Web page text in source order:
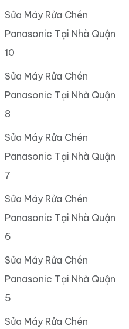
Sửa Máy Rửa Chén
Panasonic Tại Nhà Quận
10
Sửa Máy Rửa Chén
Panasonic Tại Nhà Quận
8
Sửa Máy Rửa Chén
Panasonic Tại Nhà Quận
7
Sửa Máy Rửa Chén
Panasonic Tại Nhà Quận
6
Sửa Máy Rửa Chén
Panasonic Tại Nhà Quận
5
Sửa Máy Rửa Chén